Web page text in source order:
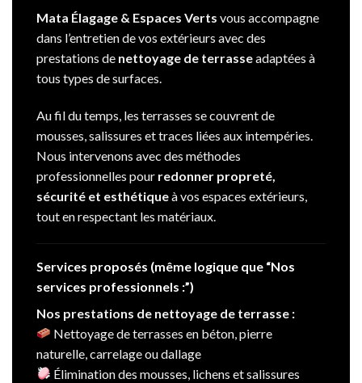
Mata Élagage & Espaces Verts vous accompagne
dans l’entretien de vos extérieurs avec des
prestations de nettoyage de terrasseadaptées à
tous types de surfaces.
Au fil du temps, les terrasses se couvrent de
mousses, salissures et traces liées aux intempéries.
Nous intervenons avec des méthodes
professionnelles pour redonner propreté,
sécurité et esthétiqueà vos espaces extérieurs,
tout en respectant les matériaux.
Services proposés (même logique que “Nos
services professionnels :”)
Nos prestations de nettoyage de terrasse :
Nettoyage de terrasses en béton, pierre
naturelle, carrelage ou dallage
Élimination des mousses, lichens et salissures